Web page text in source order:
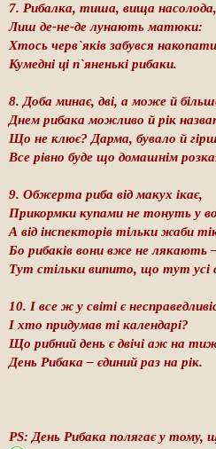
7. Рибалка, тиша, вища насолода,
Лиш де-не-де лунають матюки:
Хтось черв`яків забувся
Кумедні ці п`яненькі рибаки.
8. Доба минає, дві, а може й
Днем рибака можливо й рік
Що не клює? Дарма, бувало й
Все рівно буде що домашнім
9. Обжерта риба від макух ікає,
Прикормки купами не тонуть у
А від інспекторів тільки жаби
Бо рибаків вони вже не лякають
Тут стільки випито, що тут усі
10. І все ж у світі є
І хто придумав ті календарі?
Що рибний день є двічі аж на
День Рибака – єдиний раз на рік.
PS: День Рибака полягає у тому,